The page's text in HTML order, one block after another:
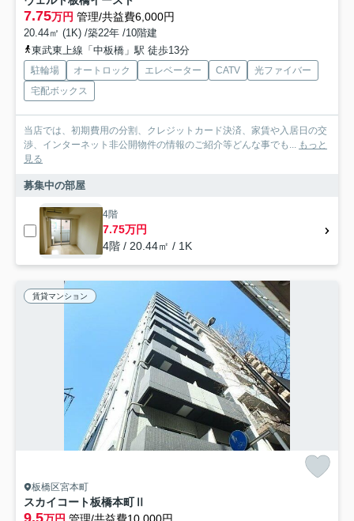
7.75万円 管理/共益費6,000円
20.44㎡ (1K) /築22年 /10階建
東武東上線「中板橋」駅 徒歩13分
駐輪場 オートロック エレベーター CATV
光ファイバー
宅配ボックス
当店では、初期費用の分割、クレジットカード決済、家賃や入居日の交
渉、インターネット非公開物件の情報のご紹介等どんな事でも... もっと
見る
募集中の部屋
4階
7.75万円
4階 / 20.44㎡ / 1K
賃貸マンション
板橋区宮本町
スカイコート板橋本町Ⅱ